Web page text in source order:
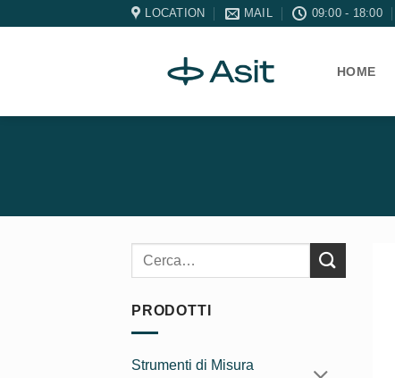
LOCATION MAIL 09:00 - 18:00
HOME
Cerca:
PRODOTTI
Strumenti di Misura